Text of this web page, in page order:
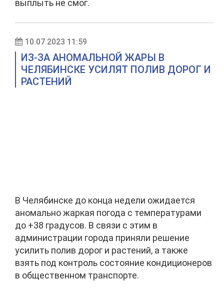
выплыть не смог.
10.07.2023 11:59
ИЗ-ЗА АНОМАЛЬНОЙ ЖАРЫ В
ЧЕЛЯБИНСКЕ УСИЛЯТ ПОЛИВ ДОРОГ И
РАСТЕНИЙ
В Челябинске до конца недели ожидается
аномально жаркая погода с температурами
до +38 градусов. В связи с этим в
администрации города приняли решение
усилить полив дорог и растений, а также
взять под контроль состояние кондиционеров
в общественном транспорте.